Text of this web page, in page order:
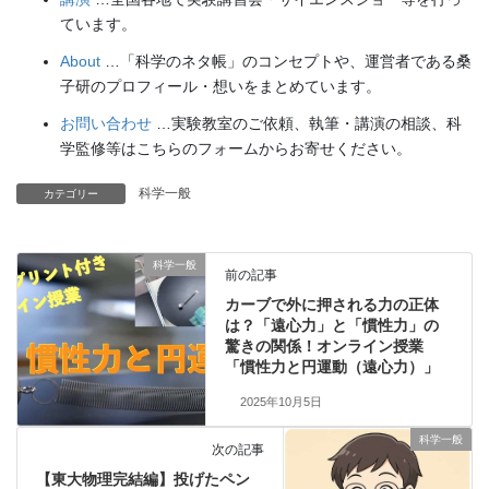
ています。
About …「科学のネタ帳」のコンセプトや、運営者である桑
子研のプロフィール・想いをまとめています。
お問い合わせ …実験教室のご依頼、執筆・講演の相談、科
学監修等はこちらのフォームからお寄せください。
カテゴリー 科学一般
科学一般
前の記事
カーブで外に押される力の正体
は？「遠心力」と「慣性力」の
驚きの関係！オンライン授業
「慣性力と円運動（遠心力）」
2025年10月5日
科学一般
次の記事
【東大物理完結編】投げたペン